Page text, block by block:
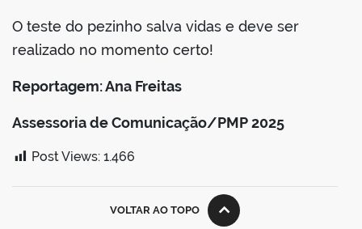
O teste do pezinho salva vidas e deve ser
realizado no momento certo!
Reportagem: Ana Freitas
Assessoria de Comunicação/PMP 2025
Post Views: 1.466
VOLTAR AO TOPO